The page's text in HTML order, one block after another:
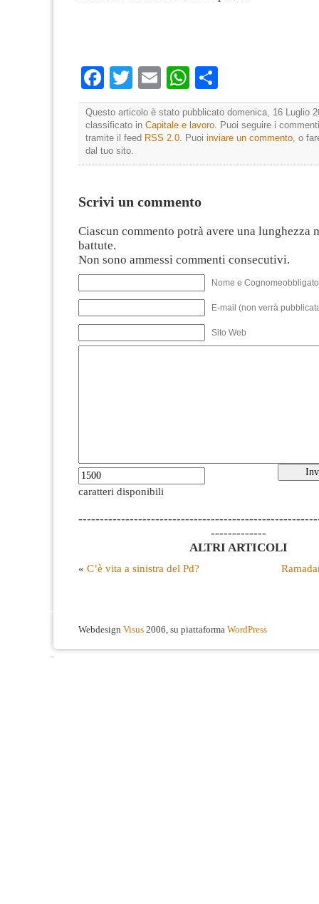
Facebook
TwitterEmailWhatsApp
Questo articolo è stato pubblicato domenica, 16 Luglio
classificato in Capitale e lavoro. Puoi seguire i
tramite il feed RSS 2.0. Puoi inviare un commento, o
dal tuo sito.
Scrivi un commento
Ciascun commento potrà avere una lunghezza
battute.
Non sono ammessi commenti consecutivi.
Nome e
E-mail (non verrà
Sito Web
caratteri disponibili
-------------
ALTRI ARTICOLI
« C’è vita a sinistra del Pd?
Webdesign Visus 2006, su piattaforma WordPress